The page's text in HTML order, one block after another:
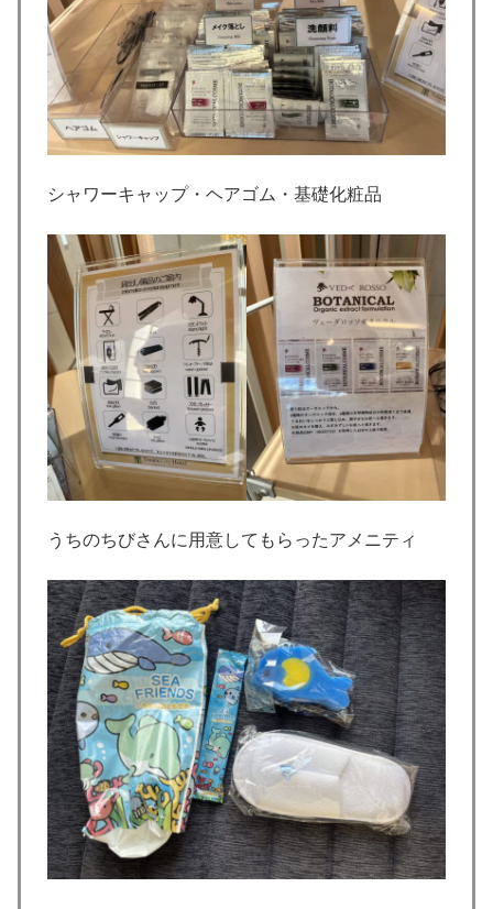
シャワーキャップ・ヘアゴム・基礎化粧品
うちのちびさんに用意してもらったアメニティ